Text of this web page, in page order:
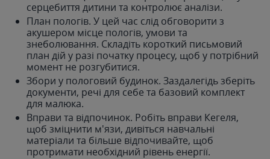
серцебиття дитини та контролює аналізи.
План пологів. У цей час слід обговорити з
акушером місце пологів, умови та
знеболювання. Складіть короткий письмовий
план дій у разі початку процесу, щоб у потрібний
момент не розгубитися.
Збори у пологовий будинок. Заздалегідь зберіть
документи, речі для себе та базовий комплект
для малюка.
Вправи та відпочинок. Робіть вправи Кегеля,
щоб зміцнити м'язи, дивіться навчальні
матеріали та більше відпочивайте, щоб
протримати необхідний рівень енергії.